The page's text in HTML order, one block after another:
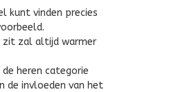
kunt vinden precies
zit zal altijd warmer
heren categorie
de invloeden van het